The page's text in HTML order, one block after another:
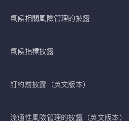
氣候相關風險管理的披露
氣候指標披露
訂約前披露（英文版本）
流通性風險管理的披露（英文版本）